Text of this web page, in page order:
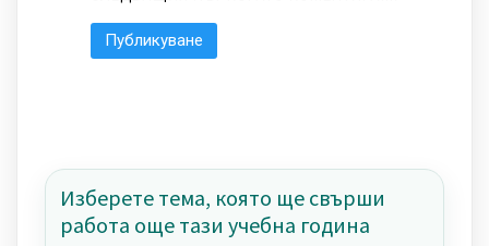
Изберете тема, която ще свърши
работа още тази учебна година